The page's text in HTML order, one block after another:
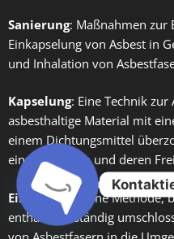
Sanierung: Maßnahmen zur
Einkapselung von Asbest in
und Inhalation von
Kapselung: Eine Technik
asbesthaltige Material mit
einem Dichtungsmittel
einzuschließen und deren
Einhausung : Eine Methode,
enthält, vollständig
Open